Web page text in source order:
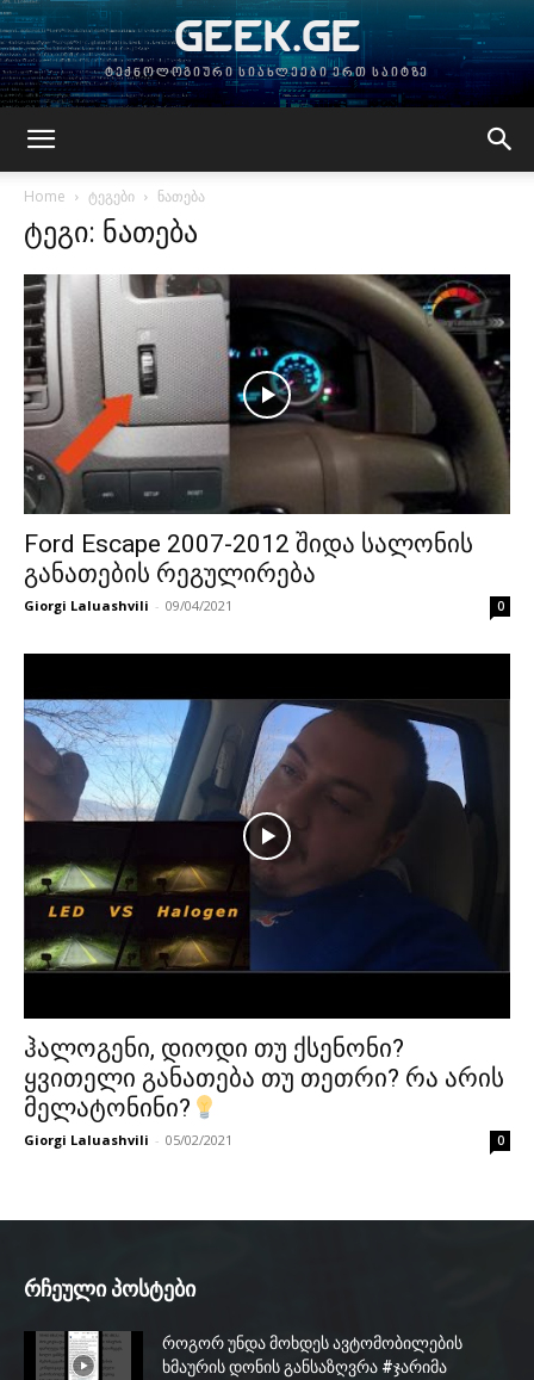
GEEK.GE
ტექნოლოგიური სიახლეები ერთ საიტზე
Home ტეგები ნათება
ტეგი: ნათება
Ford Escape 2007-2012 შიდა სალონის
განათების რეგულირება
Giorgi Laluashvili - 09/04/2021 0
ჰალოგენი, დიოდი თუ ქსენონი?
ყვითელი განათება თუ თეთრი? რა არის
მელატონინი?
Giorgi Laluashvili - 05/02/2021 0
რჩეული პოსტები
როგორ უნდა მოხდეს ავტომობილების
ხმაურის დონის განსაზღვრა #ჯარიმა